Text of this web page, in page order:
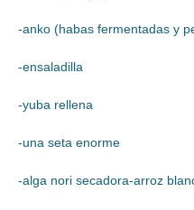
-anko (habas fermentadas y
-ensaladilla
-yuba rellena
-una seta enorme
-alga nori secadora-arroz